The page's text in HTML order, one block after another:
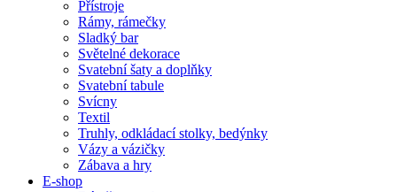
Přístroje
Rámy, rámečky
Sladký bar
Světelné dekorace
Svatební šaty a doplňky
Svatební tabule
Svícny
Textil
Truhly, odkládací stolky, bedýnky
Vázy a vázičky
Zábava a hry
E-shop